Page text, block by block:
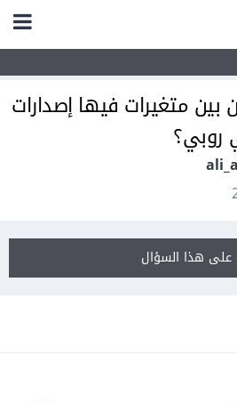
بين متغيرات فيها إصدارات
روبي؟
هذا السؤال